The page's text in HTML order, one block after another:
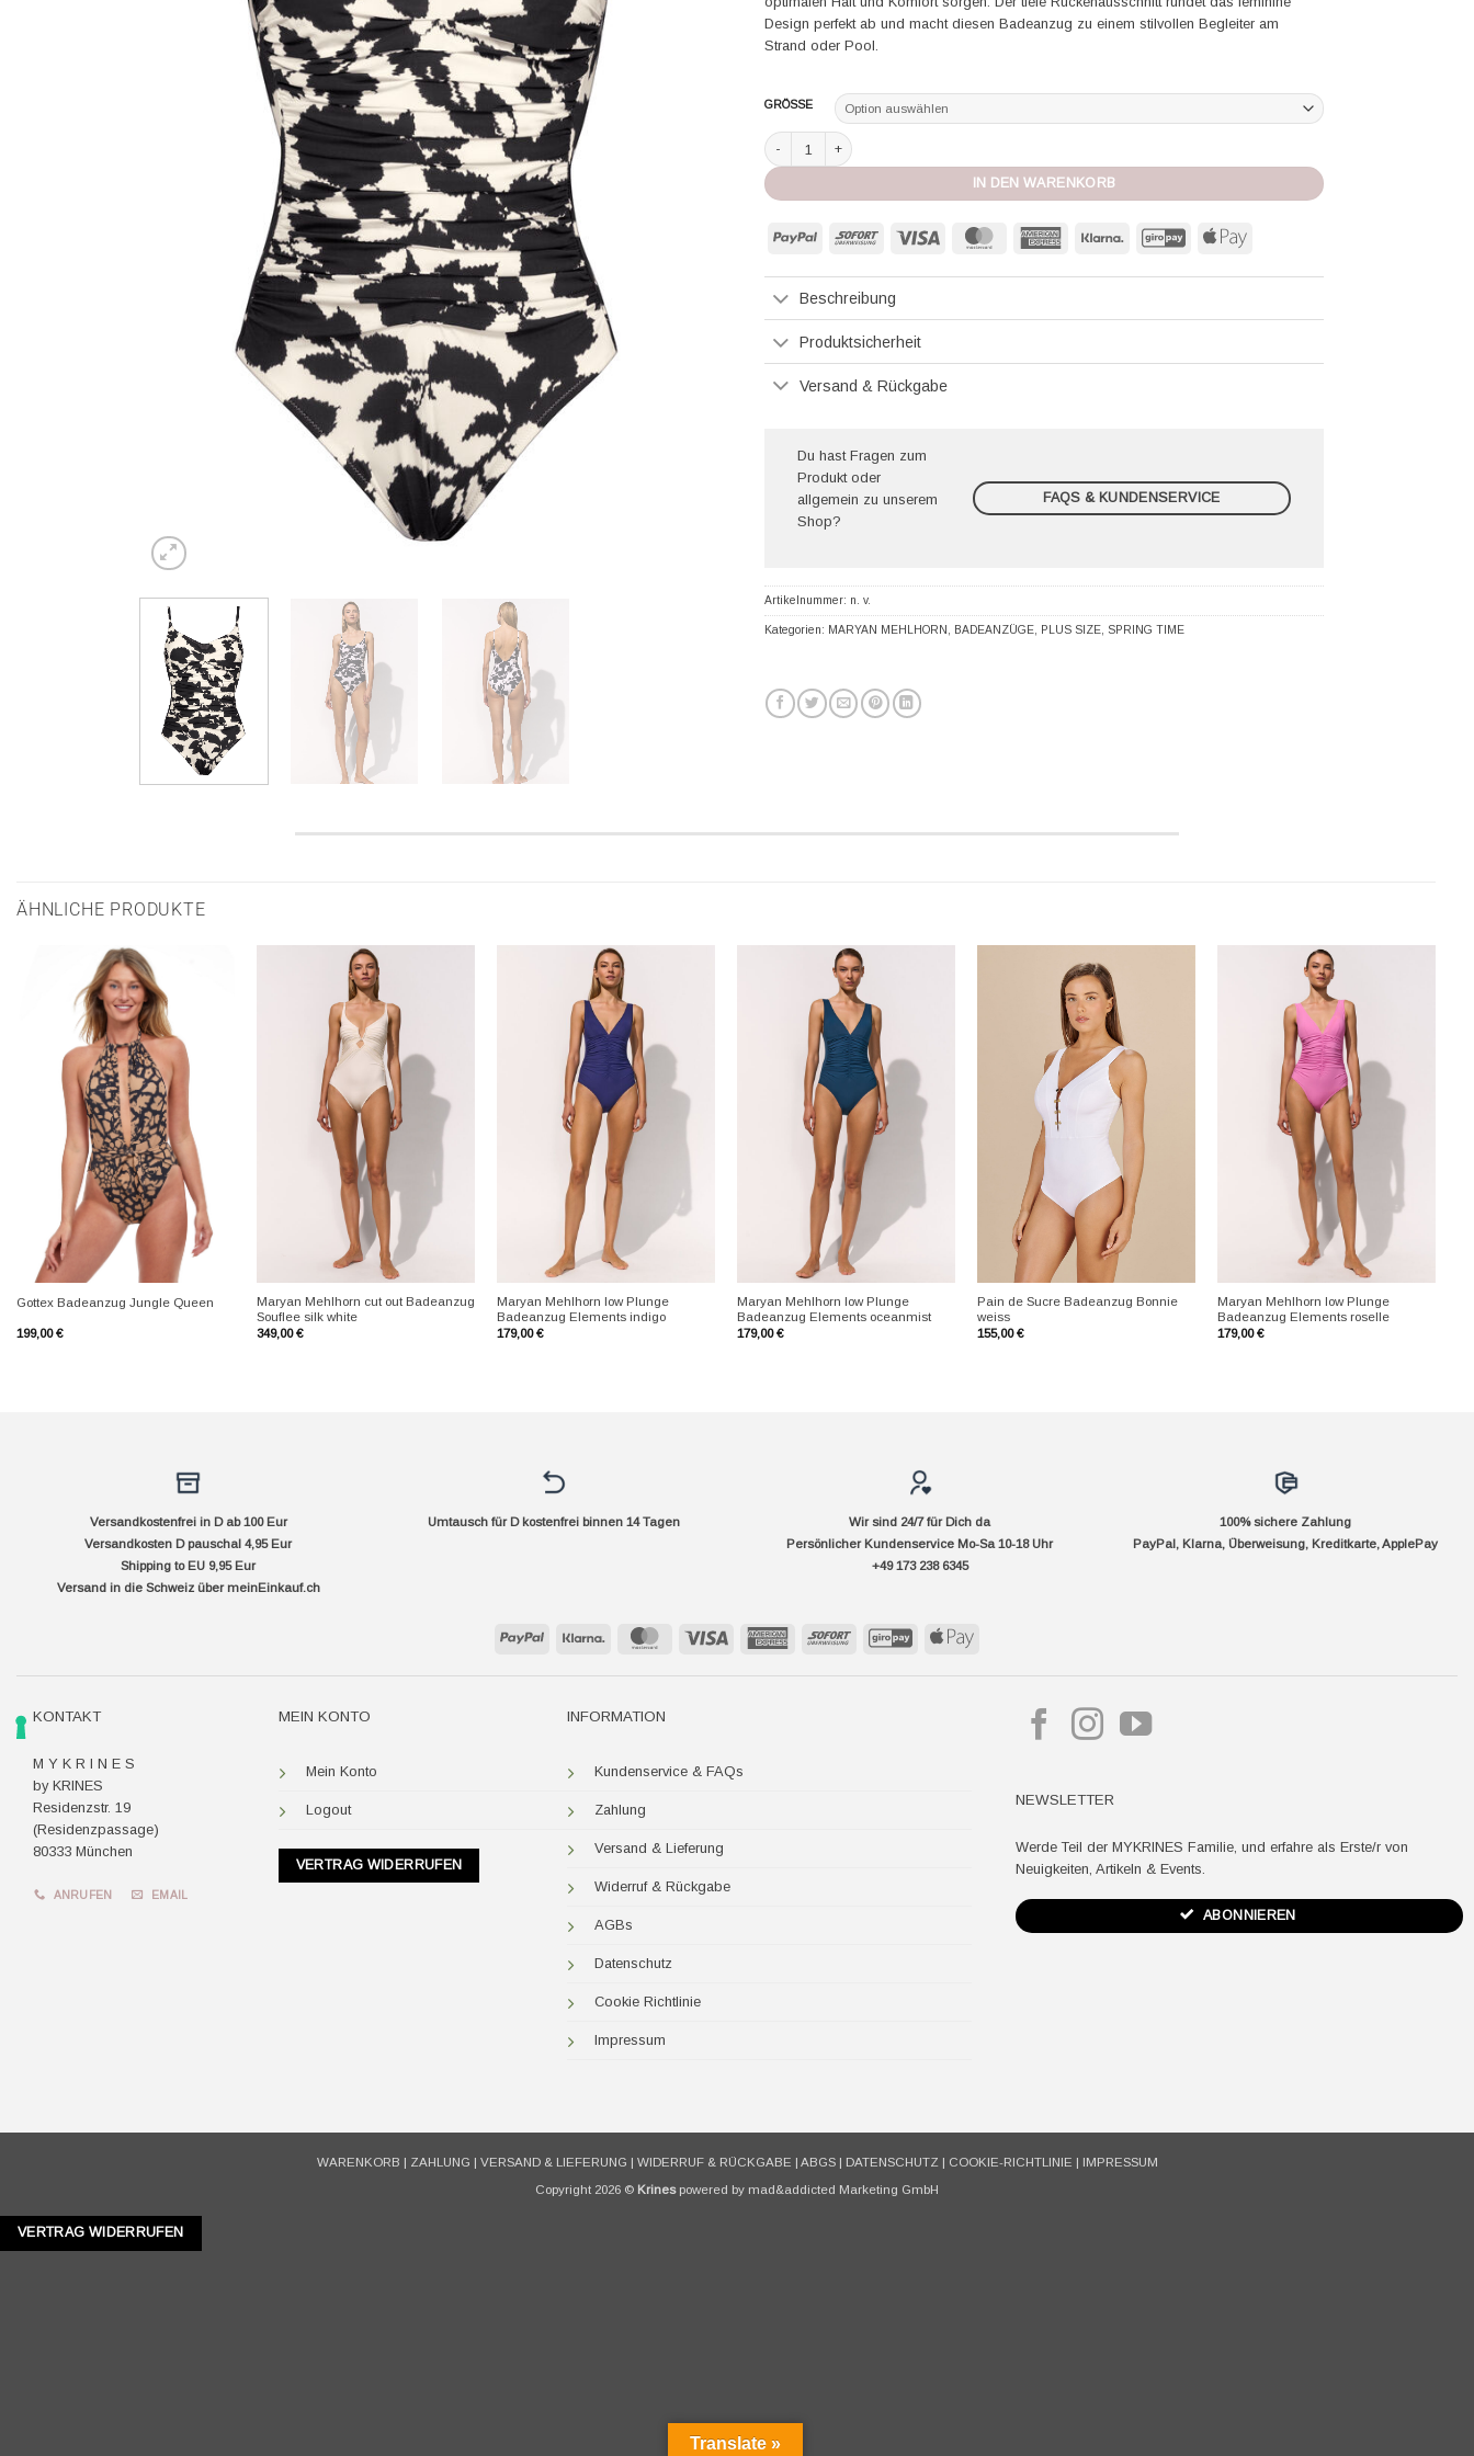
Design perfekt ab und macht diesen Badeanzug zu einem stilvollen Begleiter am
Strand oder Pool.
GRÖSSE
Maryan Mehlhorn Badeanzug Florascape cream black Menge
IN DEN WARENKORB
PayPal Sofort Visa MasterCard American
Klarna GiroPay Apple
Beschreibung
Produktsicherheit
Versand & Rückgabe
Du hast Fragen zum
Produkt oder
allgemein zu unserem
Shop?
FAQS & KUNDENSERVICE
Artikelnummer: n. v.
Kategorien: MARYAN MEHLHORN BADEANZÜGE PLUS SIZE SPRING TIME
ÄHNLICHE PRODUKTE
+
Gottex Badeanzug Jungle Queen
199,00€
Maryan Mehlhorn cut out Badeanzug
Souflee silk white
349,00€
Maryan Mehlhorn low Plunge
Badeanzug Elements indigo
179,00€
Maryan Mehlhorn low Plunge
Badeanzug Elements oceanmist
179,00€
Pain de Sucre Badeanzug Bonnie
weiss
155,00€
Maryan Mehlhorn low Plunge
Badeanzug Elements roselle
179,00€
Versandkostenfrei in D ab 100 Eur
Versandkosten D pauschal 4,95 Eur
Shipping to EU 9,95 Eur
Versand in die Schweiz über meinEinkauf.ch
Umtausch für D kostenfrei binnen 14 Tagen
Wir sind 24/7 für Dich da
Persönlicher Kundenservice Mo-Sa 10-18 Uhr
+49 173 238 6345
100% sichere Zahlung
PayPal, Klarna, Überweisung, Kreditkarte, ApplePay
PayPal Klarna MasterCard Visa
AmericanSofort GiroPay Apple
KONTAKT
M Y K R I N E S
by KRINES
Residenzstr. 19
(Residenzpassage)
80333 München
ANRUFEN EMAIL
MEIN KONTO
Mein Konto
Logout
VERTRAG WIDERRUFEN
INFORMATION
Kundenservice & FAQs
Zahlung
Versand & Lieferung
Widerruf & Rückgabe
AGBs
Datenschutz
Cookie Richtlinie
Impressum
NEWSLETTER
Werde Teil der MYKRINES Familie, und erfahre als Erste/r von
Neuigkeiten, Artikeln & Events.
ABONNIEREN
WARENKORB | ZAHLUNG | VERSAND & LIEFERUNG | WIDERRUF & RÜCKGABE | ABGS| DATENSCHUTZ | COOKIE-RICHTLINIE | IMPRESSUM
Copyright 2026 © Krinespowered by mad&addicted Marketing GmbH
VERTRAG WIDERRUFEN
Translate »